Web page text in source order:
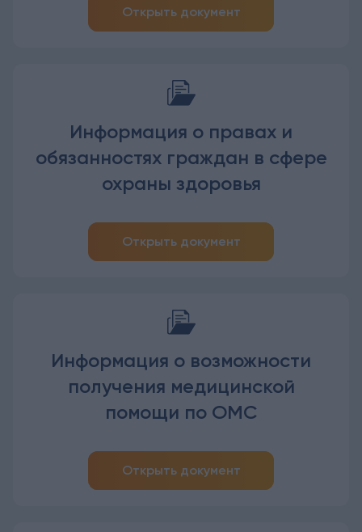
Открыть документ
Информация о правах и
обязанностях граждан в сфере
охраны здоровья
Открыть документ
Информация о возможности
получения медицинской
помощи по ОМС
Открыть документ